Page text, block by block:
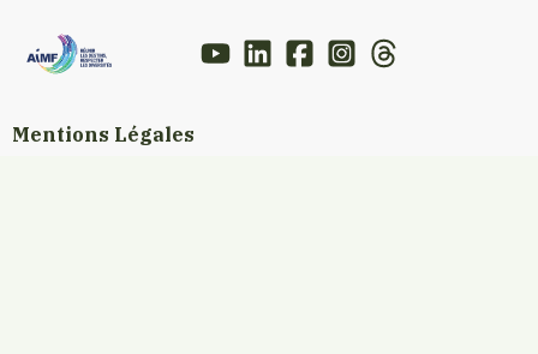
Mentions Légales